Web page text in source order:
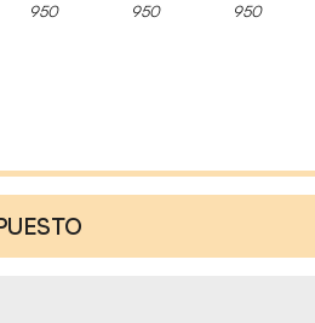
950 950 950